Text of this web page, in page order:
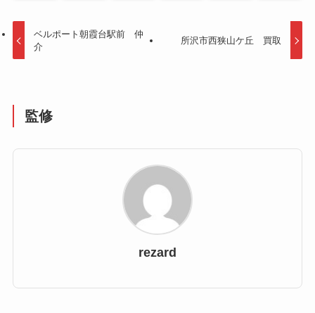
ベルポート朝霞台駅前 仲
介
所沢市西狭山ケ丘 買取
監修
rezard